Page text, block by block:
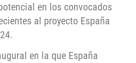
en los convocados
al proyecto España
en la que España